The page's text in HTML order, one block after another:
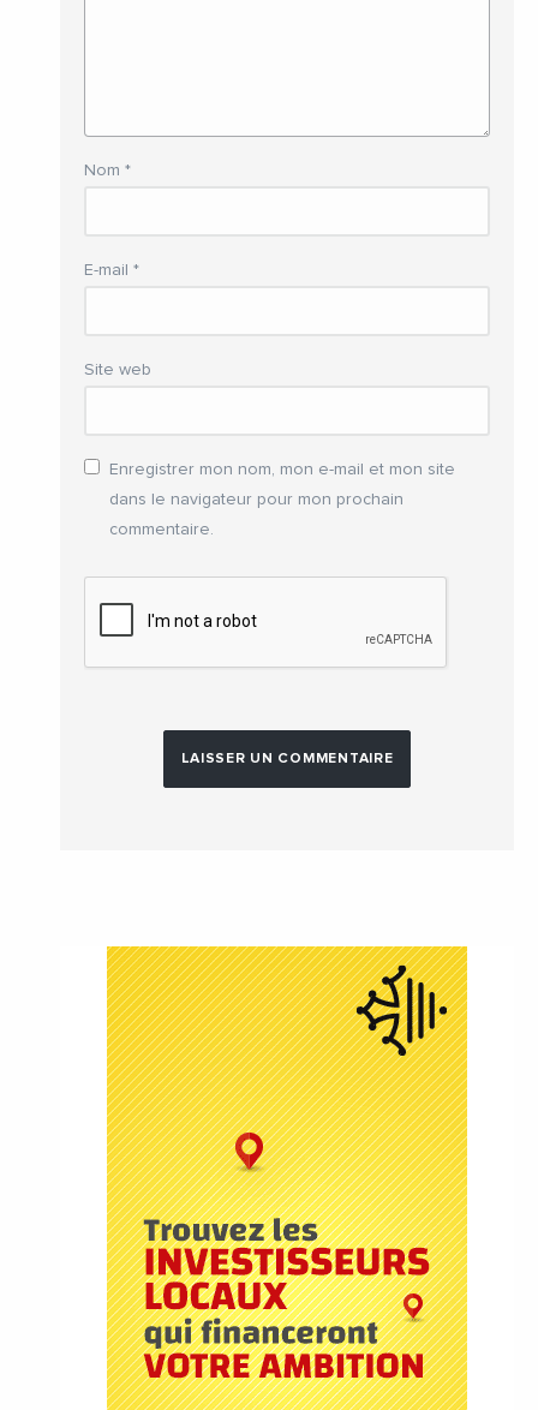
Nom *
E-mail *
Site web
Enregistrer mon nom, mon e-mail et mon site
dans le navigateur pour mon prochain
commentaire.